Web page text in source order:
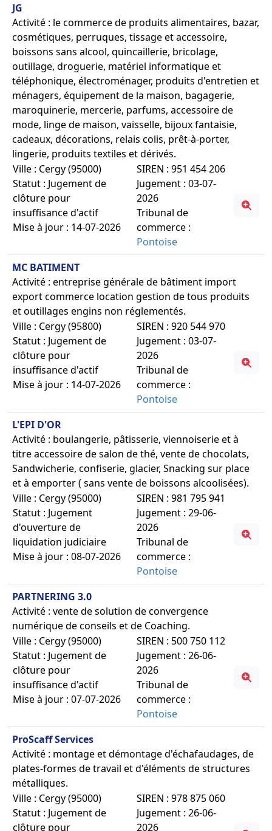
JG
Activité : le commerce de produits alimentaires, bazar,
cosmétiques, perruques, tissage et accessoire,
boissons sans alcool, quincaillerie, bricolage,
outillage, droguerie, matériel informatique et
téléphonique, électroménager, produits d'entretien et
ménagers, équipement de la maison, bagagerie,
maroquinerie, mercerie, parfums, accessoire de
mode, linge de maison, vaisselle, bijoux fantaisie,
cadeaux, décorations, relais colis, prêt-à-porter,
lingerie, produits textiles et dérivés.
Ville : Cergy (95000)
Statut : Jugement de
clôture pour
insuffisance d'actif
Mise à jour : 14-07-2026
SIREN : 951 454 206
Jugement : 03-07-
2026
Tribunal de
commerce :
Pontoise
MC BATIMENT
Activité : entreprise générale de bâtiment import
export commerce location gestion de tous produits
et outillages engins non réglementés.
Ville : Cergy (95800)
Statut : Jugement de
clôture pour
insuffisance d'actif
Mise à jour : 14-07-2026
SIREN : 920 544 970
Jugement : 03-07-
2026
Tribunal de
commerce :
Pontoise
L'EPI D'OR
Activité : boulangerie, pâtisserie, viennoiserie et à
titre accessoire de salon de thé, vente de chocolats,
Sandwicherie, confiserie, glacier, Snacking sur place
et à emporter ( sans vente de boissons alcoolisées).
Ville : Cergy (95000)
Statut : Jugement
d'ouverture de
liquidation judiciaire
Mise à jour : 08-07-2026
SIREN : 981 795 941
Jugement : 29-06-
2026
Tribunal de
commerce :
Pontoise
PARTNERING 3.0
Activité : vente de solution de convergence
numérique de conseils et de Coaching.
Ville : Cergy (95000)
Statut : Jugement de
clôture pour
insuffisance d'actif
Mise à jour : 07-07-2026
SIREN : 500 750 112
Jugement : 26-06-
2026
Tribunal de
commerce :
Pontoise
ProScaff Services
Activité : montage et démontage d'échafaudages, de
plates-formes de travail et d'éléments de structures
métalliques.
Ville : Cergy (95000)
Statut : Jugement de
clôture pour
SIREN : 978 875 060
Jugement : 26-06-
2026